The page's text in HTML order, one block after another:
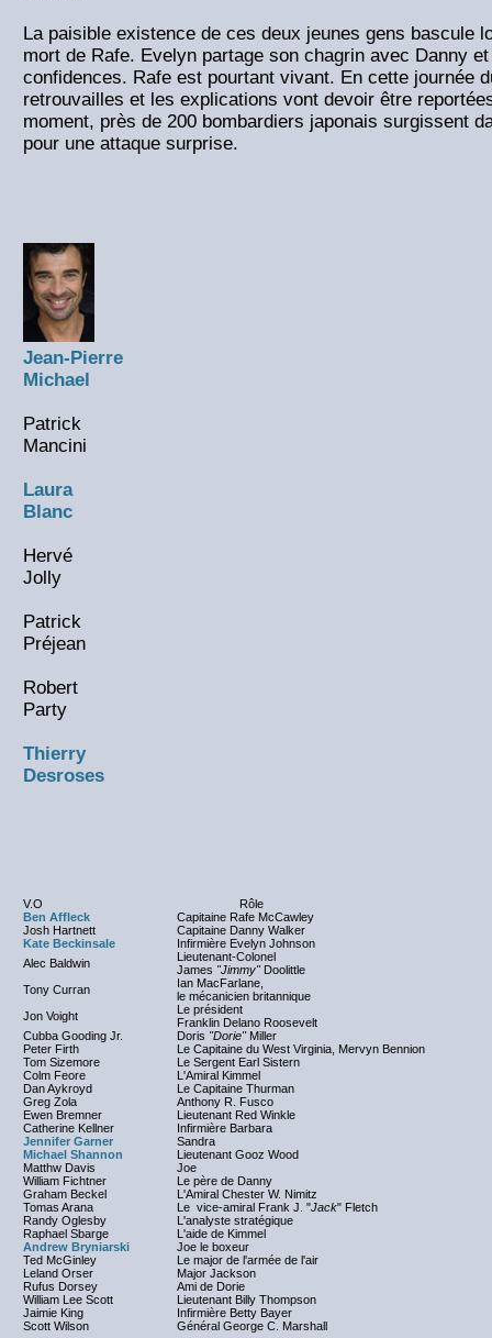
La paisible existence de ces deux jeunes gens bascule
mort de Rafe. Evelyn partage son chagrin avec Danny
confidences. Rafe est pourtant vivant. En cette journée
retrouvailles et les explications vont devoir être
moment, près de 200 bombardiers japonais surgissent
pour une attaque surprise.
Jean-Pierre
Michael
Patrick
Mancini
Laura
Blanc
Hervé
Jolly
Patrick
Préjean
Robert
Party
Thierry
Desroses
V.O
Rôle
Ben Affleck
Capitaine Rafe McCawley
Josh Hartnett
Capitaine Danny Walker
Kate Beckinsale
Infirmière Evelyn Johnson
Alec Baldwin
Lieutenant-Colonel
James "Jimmy"Doolittle
Tony Curran
Ian MacFarlane,
le mécanicien britannique
Jon Voight
Le président
Franklin Delano Roosevelt
Cubba Gooding Jr.
Doris "Dorie"Miller
Peter Firth
Le Capitaine du West Virginia, Mervyn Bennion
Tom Sizemore
Le Sergent Earl Sistern
Colm Feore
L'Amiral Kimmel
Dan Aykroyd
Le Capitaine Thurman
Greg Zola
Anthony R. Fusco
Ewen Bremner
Lieutenant Red Winkle
Catherine Kellner
Infirmière Barbara
Jennifer Garner
Sandra
Michael Shannon
Lieutenant Gooz Wood
Matthw Davis
Joe
William Fichtner
Le père de Danny
Graham Beckel
L'Amiral Chester W. Nimitz
Tomas Arana
Le vice-amiral Frank J. "Jack" Fletch
Randy Oglesby
L'analyste stratégique
Raphael Sbarge
L'aide de Kimmel
Andrew Bryniarski
Joe le boxeur
Ted McGinley
Le major de l'armée de l'air
Leland Orser
Major Jackson
Rufus Dorsey
Ami de Dorie
William Lee Scott
Lieutenant Billy Thompson
Jaimie King
Infirmière Betty Bayer
Scott Wilson
Général George C. Marshall